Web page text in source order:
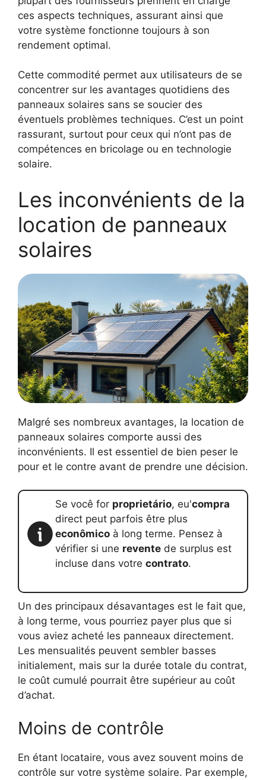
ces aspects techniques, assurant ainsi que
votre système fonctionne toujours à son
rendement optimal.
Cette commodité permet aux utilisateurs de se
concentrer sur les avantages quotidiens des
panneaux solaires sans se soucier des
éventuels problèmes techniques. C’est un point
rassurant, surtout pour ceux qui n’ont pas de
compétences en bricolage ou en technologie
solaire.
Les inconvénients de la
location de panneaux
solaires
Malgré ses nombreux avantages, la location de
panneaux solaires comporte aussi des
inconvénients. Il est essentiel de bien peser le
pour et le contre avant de prendre une décision.
Se você for proprietário, eu'compra
direct peut parfois être plus
econômico à long terme. Pensez à
vérifier si une revente de surplus est
incluse dans votre contrato.
Un des principaux désavantages est le fait que,
à long terme, vous pourriez payer plus que si
vous aviez acheté les panneaux directement.
Les mensualités peuvent sembler basses
initialement, mais sur la durée totale du contrat,
le coût cumulé pourrait être supérieur au coût
d’achat.
Moins de contrôle
En étant locataire, vous avez souvent moins de
contrôle sur votre système solaire. Par exemple,